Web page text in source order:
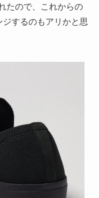
たので、これからの
するのもアリかと思